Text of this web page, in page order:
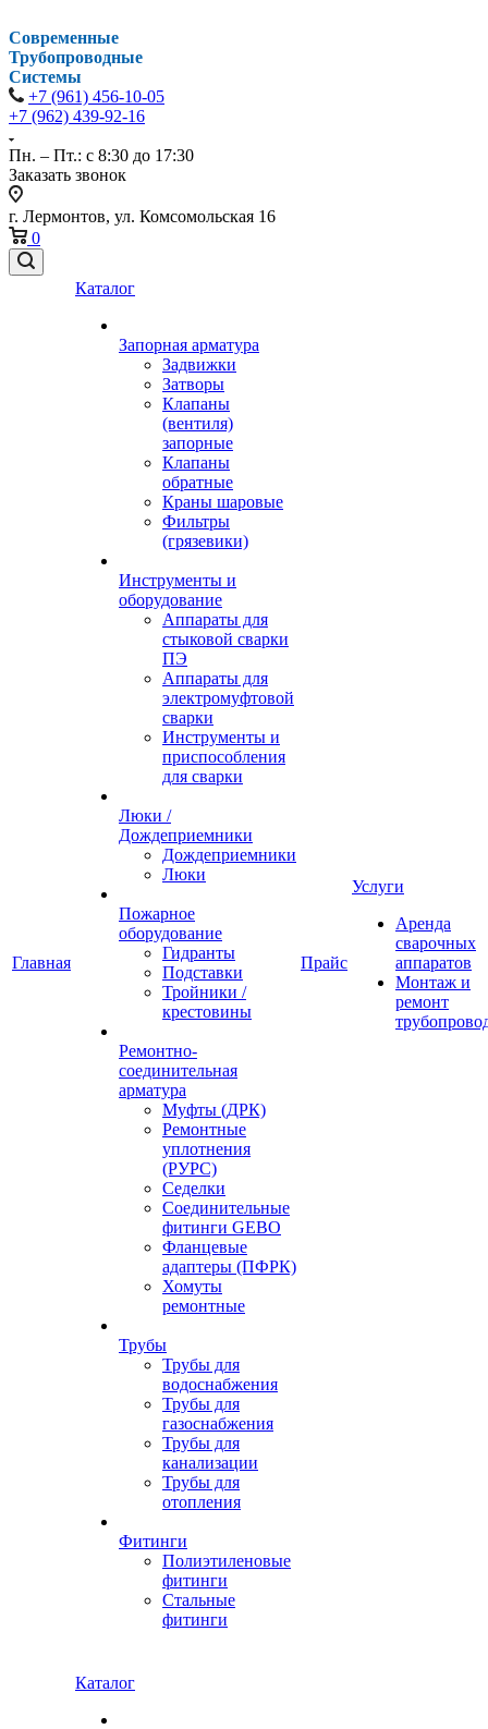
Современные
Трубопроводные
Системы
+7 (961) 456-10-05
+7 (962) 439-92-16
Пн. – Пт.: с 8:30 до 17:30
Заказать звонок
г. Лермонтов, ул. Комсомольская 16
0
Главная
Каталог
Запорная арматура
Задвижки
Затворы
Клапаны
(вентиля)
запорные
Клапаны
обратные
Краны шаровые
Фильтры
(грязевики)
Инструменты и
оборудование
Аппараты для
стыковой сварки
ПЭ
Аппараты для
электромуфтовой
сварки
Инструменты и
приспособления
для сварки
Люки /
Дождеприемники
Дождеприемники
Люки
Пожарное
оборудование
Гидранты
Подставки
Тройники /
крестовины
Ремонтно-
соединительная
арматура
Муфты (ДРК)
Ремонтные
уплотнения
(РУРС)
Седелки
Соединительные
фитинги GEBO
Фланцевые
адаптеры (ПФРК)
Хомуты
ремонтные
Трубы
Трубы для
водоснабжения
Трубы для
газоснабжения
Трубы для
канализации
Трубы для
отопления
Фитинги
Полиэтиленовые
фитинги
Стальные
фитинги
Прайс
Услуги
Аренда
сварочных
аппаратов
Монтаж и
ремонт
Каталог